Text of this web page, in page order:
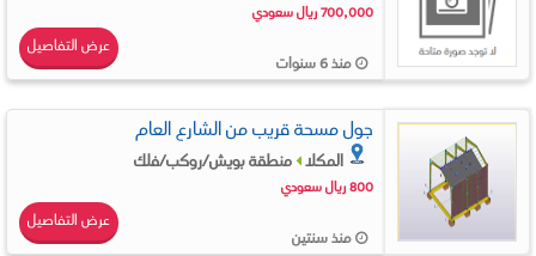
700,000 ريال سعودي
منذ 6 سنوات
عرض التفاصيل
جول مسحة قريب من الشارع العام
المكلا منطقة بويش/روكب/فلك
800 ريال سعودي
منذ سنتين
عرض التفاصيل